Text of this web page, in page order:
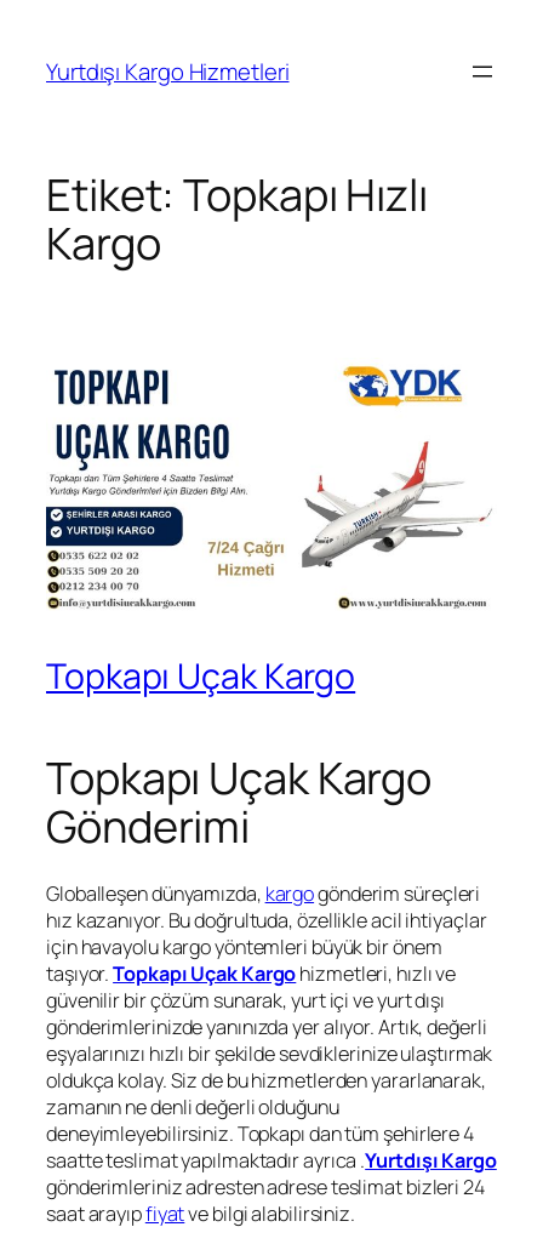
Yurtdışı Kargo Hizmetleri
Etiket:Topkapı Hızlı
Kargo
Topkapı Uçak Kargo
Topkapı Uçak Kargo
Gönderimi
Globalleşen dünyamızda, kargogönderim süreçleri
hız kazanıyor. Bu doğrultuda, özellikle acil ihtiyaçlar
için havayolu kargo yöntemleri büyük bir önem
taşıyor.Topkapı Uçak Kargohizmetleri, hızlı ve
güvenilir bir çözüm sunarak, yurt içi ve yurt dışı
gönderimlerinizde yanınızda yer alıyor. Artık, değerli
eşyalarınızı hızlı bir şekilde sevdiklerinize ulaştırmak
oldukça kolay. Siz de bu hizmetlerden yararlanarak,
zamanın ne denli değerli olduğunu
deneyimleyebilirsiniz. Topkapı dan tüm şehirlere 4
saatte teslimat yapılmaktadır ayrıca .Yurtdışı Kargo
gönderimleriniz adresten adrese teslimat bizleri 24
saat arayıpfiyatve bilgi alabilirsiniz.